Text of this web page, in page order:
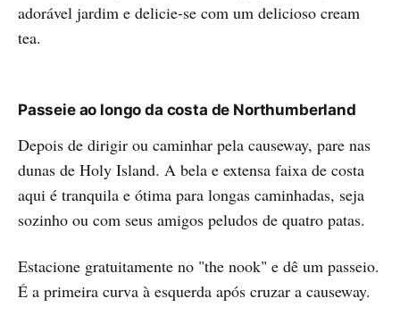
adorável jardim e delicie-se com um delicioso cream
tea.
Passeie ao longo da costa de Northumberland
Depois de dirigir ou caminhar pela causeway, pare nas
dunas de Holy Island. A bela e extensa faixa de costa
aqui é tranquila e ótima para longas caminhadas, seja
sozinho ou com seus amigos peludos de quatro patas.
Estacione gratuitamente no "the nook" e dê um passeio.
É a primeira curva à esquerda após cruzar a causeway.